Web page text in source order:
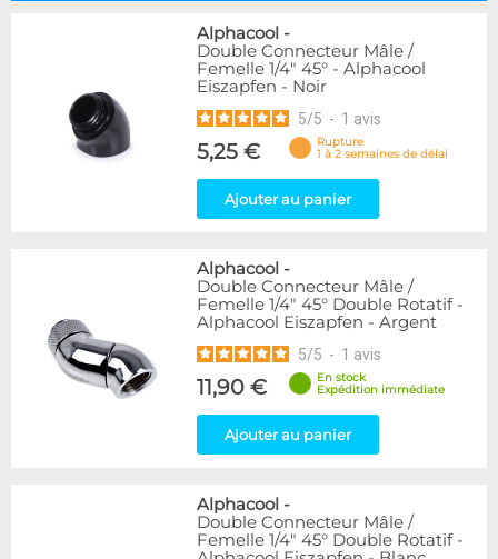
Alphacool -
Double Connecteur Mâle /
Femelle 1/4" 45° - Alphacool
Eiszapfen - Noir
5/5 - 1 avis
5,25 €
Rupture
1 à 2 semaines de délai
Ajouter au panier
Alphacool -
Double Connecteur Mâle /
Femelle 1/4" 45° Double Rotatif -
Alphacool Eiszapfen - Argent
5/5 - 1 avis
11,90 €
En stock
Expédition immédiate
Ajouter au panier
Alphacool -
Double Connecteur Mâle /
Femelle 1/4" 45° Double Rotatif -